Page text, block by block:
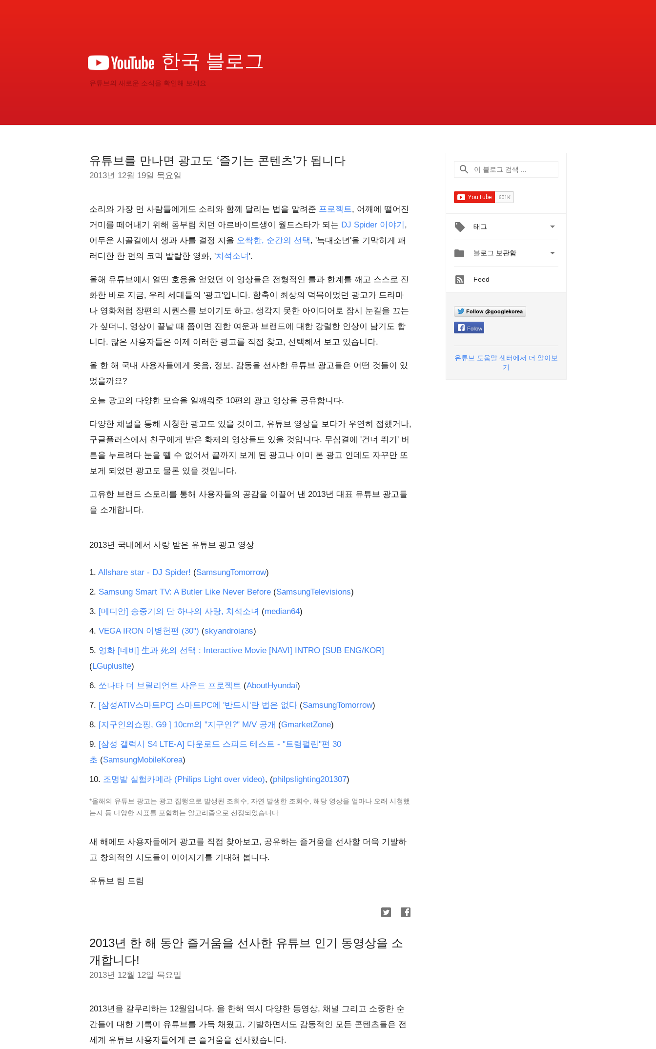
한국 블로그
유튜브의 새로운 소식을 확인해 보세요
유튜브를 만나면 광고도 ‘즐기는 콘텐츠’가 됩니다
2013년 12월 19일 목요일
소리와 가장 먼 사람들에게도 소리와 함께 달리는 법을 알려준 프로젝트, 어깨에 떨어진
거미를 떼어내기 위해 몸부림 치던 아르바이트생이 월드스타가 되는 DJ Spider 이야기 ,
어두운 시골길에서 생과 사를 결정 지을 오싹한, 순간의 선택, '늑대소년'을 기막히게 패
러디한 한 편의 코믹 발랄한 영화, '치석소녀'.
올해 유튜브에서 열띤 호응을 얻었던 이 영상들은 전형적인 틀과 한계를 깨고 스스로 진
화한 바로 지금, 우리 세대들의 '광고'입니다. 함축이 최상의 덕목이었던 광고가 드라마
나 영화처럼 장편의 시퀀스를 보이기도 하고, 생각지 못한 아이디어로 잠시 눈길을 끄는
가 싶더니, 영상이 끝날 때 쯤이면 진한 여운과 브랜드에 대한 강렬한 인상이 남기도 합
니다. 많은 사용자들은 이제 이러한 광고를 직접 찾고, 선택해서 보고 있습니다.
올 한 해 국내 사용자들에게 웃음, 정보, 감동을 선사한 유튜브 광고들은 어떤 것들이 있
었을까요?
오늘 광고의 다양한 모습을 일깨워준 10편의 광고 영상을 공유합니다.
다양한 채널을 통해 시청한 광고도 있을 것이고, 유튜브 영상을 보다가 우연히 접했거나,
구글플러스에서 친구에게 받은 화제의 영상들도 있을 것입니다. 무심결에 '건너 뛰기' 버
튼을 누르려다 눈을 뗄 수 없어서 끝까지 보게 된 광고나 이미 본 광고 인데도 자꾸만 또
보게 되었던 광고도 물론 있을 것입니다.
고유한 브랜드 스토리를 통해 사용자들의 공감을 이끌어 낸 2013년 대표 유튜브 광고들
을 소개합니다.
2013년 국내에서 사랑 받은 유튜브 광고 영상
1. Allshare star - DJ Spider! (SamsungTomorrow)
2. Samsung Smart TV: A Butler Like Never Before (SamsungTelevisions)
3. [메디안] 송중기의 단 하나의 사랑, 치석소녀 (median64)
4. VEGA IRON 이병헌편 (30") (skyandroians)
5. 영화 [네비] 生과 死의 선택 : Interactive Movie [NAVI] INTRO [SUB ENG/KOR]
(LGupluslte)
6. 쏘나타 더 브릴리언트 사운드 프로젝트 (AboutHyundai)
7. [삼성ATIV스마트PC] 스마트PC에 '반드시'란 법은 없다 (SamsungTomorrow)
8. [지구인의쇼핑, G9 ] 10cm의 "지구인?" M/V 공개 (GmarketZone)
9. [삼성 갤럭시 S4 LTE-A] 다운로드 스피드 테스트 - "트램펄린"편 30
초 (SamsungMobileKorea)
10. 조명발 실험카메라 (Philips Light over video), (philpslighting201307)
*올해의 유튜브 광고는 광고 집행으로 발생된 조회수, 자연 발생한 조회수, 해당 영상을 얼마나 오래 시청했
는지 등 다양한 지표를 포함하는 알고리즘으로 선정되었습니다
새 해에도 사용자들에게 광고를 직접 찾아보고, 공유하는 즐거움을 선사할 더욱 기발하
고 창의적인 시도들이 이어지기를 기대해 봅니다.
유튜브 팀 드림
2013년 한 해 동안 즐거움을 선사한 유튜브 인기 동영상을 소
개합니다!
2013년 12월 12일 목요일
2013년을 갈무리하는 12월입니다. 올 한해 역시 다양한 동영상, 채널 그리고 소중한 순
간들에 대한 기록이 유튜브를 가득 채웠고, 기발하면서도 감동적인 모든 콘텐츠들은 전
세계 유튜브 사용자들에게 큰 즐거움을 선사했습니다.
태그 
 블로그 보관함 
Feed
Follow @googlekorea
Follow
유튜브 도움말 센터에서 더 알아보
기